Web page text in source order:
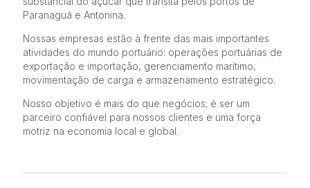
Paranaguá e Antonina.
Nossas empresas estão à frente das mais importantes
atividades do mundo portuário: operações portuárias de
exportação e importação, gerenciamento marítimo,
movimentação de carga e armazenamento estratégico.
Nosso objetivo é mais do que negócios; é ser um
parceiro confiável para nossos clientes e uma força
motriz na economia local e global.